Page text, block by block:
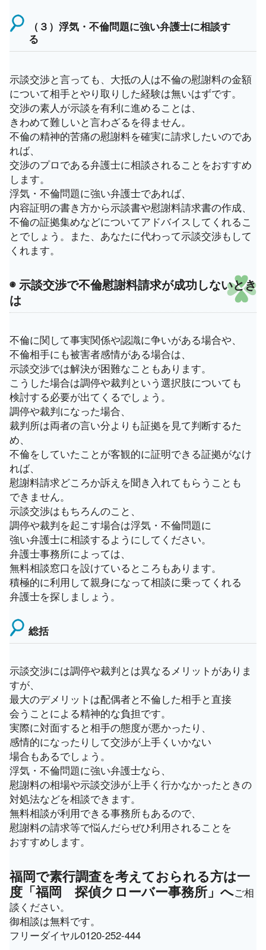
（３）浮気・不倫問題に強い弁護士に相談す
る
示談交渉と言っても、大抵の人は不倫の慰謝料の金額
について相手とやり取りした経験は無いはずです。
交渉の素人が示談を有利に進めることは、
きわめて難しいと言わざるを得ません。
不倫の精神的苦痛の慰謝料を確実に請求したいのであ
れば、
交渉のプロである弁護士に相談されることをおすすめ
します。
浮気・不倫問題に強い弁護士であれば、
内容証明の書き方から示談書や慰謝料請求書の作成、
不倫の証拠集めなどについてアドバイスしてくれるこ
とでしょう。また、あなたに代わって示談交渉もして
くれます。
◉ 示談交渉で不倫慰謝料請求が成功しないとき
は
不倫に関して事実関係や認識に争いがある場合や、
不倫相手にも被害者感情がある場合は、
示談交渉では解決が困難なこともあります。
こうした場合は調停や裁判という選択肢についても
検討する必要が出てくるでしょう。
調停や裁判になった場合、
裁判所は両者の言い分よりも証拠を見て判断するた
め、
不倫をしていたことが客観的に証明できる証拠がなけ
れば、
慰謝料請求どころか訴えを聞き入れてもらうことも
できません。
示談交渉はもちろんのこと、
調停や裁判を起こす場合は浮気・不倫問題に
強い弁護士に相談するようにしてください。
弁護士事務所によっては、
無料相談窓口を設けているところもあります。
積極的に利用して親身になって相談に乗ってくれる
弁護士を探しましょう。
総括
示談交渉には調停や裁判とは異なるメリットがありま
すが、
最大のデメリットは配偶者と不倫した相手と直接
会うことによる精神的な負担です。
実際に対面すると相手の態度が悪かったり、
感情的になったりして交渉が上手くいかない
場合もあるでしょう。
浮気・不倫問題に強い弁護士なら、
慰謝料の相場や示談交渉が上手く行かなかったときの
対処法などを相談できます。
無料相談が利用できる事務所もあるので、
慰謝料の請求等で悩んだらぜひ利用されることを
おすすめします。
福岡で素行調査を考えておられる方は一
度「福岡 探偵クローバー事務所」へご相
談ください。
御相談は無料です。
フリーダイヤル0120-252-444